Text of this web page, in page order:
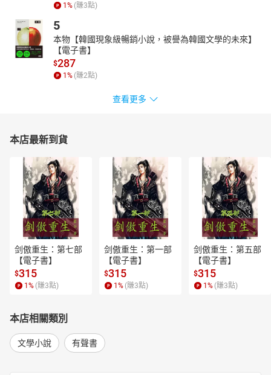
1% (賺3點)
5
本物【韓國現象級暢銷小說，被譽為韓國文學的未來】
【電子書】
$287
1% (賺2點)
查看更多
本店最新到貨
剑傲重生：第七部
【電子書】
$315
1 % (賺3點)
剑傲重生：第一部
【電子書】
$315
1 % (賺3點)
剑傲重生：第五部
【電子書】
$315
1 % (賺3點)
本店相關類別
文學小說 有聲書